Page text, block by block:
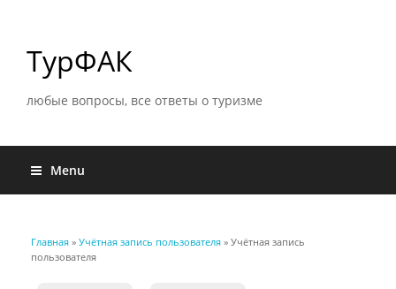
ТурФАК
любые вопросы, все ответы о туризме
Menu
Вы здесь
Главная » Учётная запись пользователя » Учётная запись
пользователя